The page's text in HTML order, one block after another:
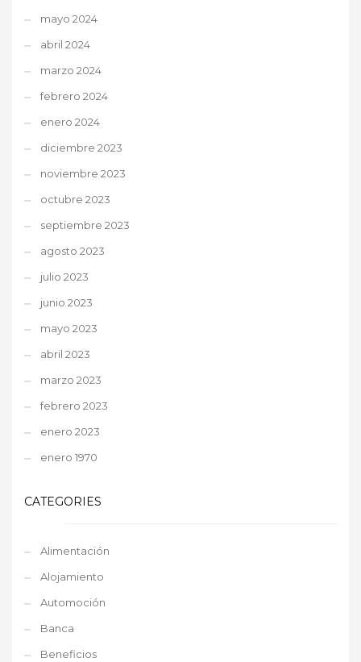
mayo 2024
abril 2024
marzo 2024
febrero 2024
enero 2024
diciembre 2023
noviembre 2023
octubre 2023
septiembre 2023
agosto 2023
julio 2023
junio 2023
mayo 2023
abril 2023
marzo 2023
febrero 2023
enero 2023
enero 1970
CATEGORIES
Alimentación
Alojamiento
Automoción
Banca
Beneficios